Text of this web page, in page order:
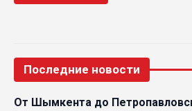
Последние новости
От Шымкента до